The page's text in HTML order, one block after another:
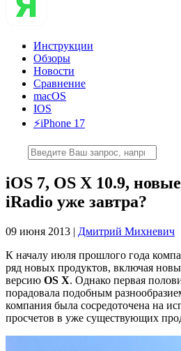
Инструкции
Обзоры
Новости
Сравнение
macOS
IOS
⚡️iPhone 17
iOS 7, OS X 10.9,
iRadio уже завтра?
09 июня 2013 | Дмитрий Михневич
К началу июля прошлого года
ряд новых продуктов, включая
версию OS X. Однако первая
порадовала подобным
компания была сосредоточена на
просчетов в уже существующих